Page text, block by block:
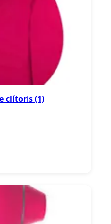
clítoris (1)